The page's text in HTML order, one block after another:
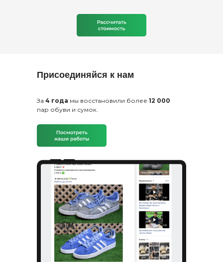
Присоединяйся к нам
За 4 года мы восстановили более 12 000
пар обуви и сумок.